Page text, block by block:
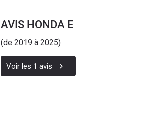
AVIS HONDA E
(de 2019 à 2025)
Voir les 1 avis